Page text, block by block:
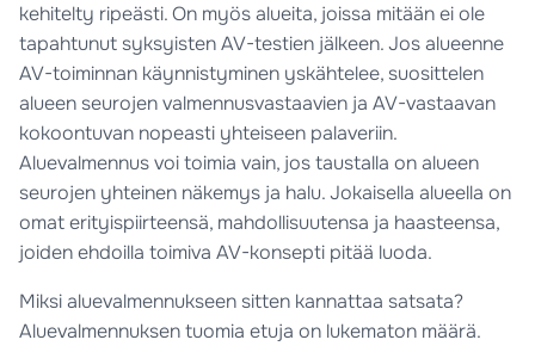
kehitelty ripeästi. On myös alueita, joissa mitään ei ole
tapahtunut syksyisten AV-testien jälkeen. Jos alueenne
AV-toiminnan käynnistyminen yskähtelee, suosittelen
alueen seurojen valmennusvastaavien ja AV-vastaavan
kokoontuvan nopeasti yhteiseen palaveriin.
Aluevalmennus voi toimia vain, jos taustalla on alueen
seurojen yhteinen näkemys ja halu. Jokaisella alueella on
omat erityispiirteensä, mahdollisuutensa ja haasteensa,
joiden ehdoilla toimiva AV-konsepti pitää luoda.
Miksi aluevalmennukseen sitten kannattaa satsata?
Aluevalmennuksen tuomia etuja on lukematon määrä.